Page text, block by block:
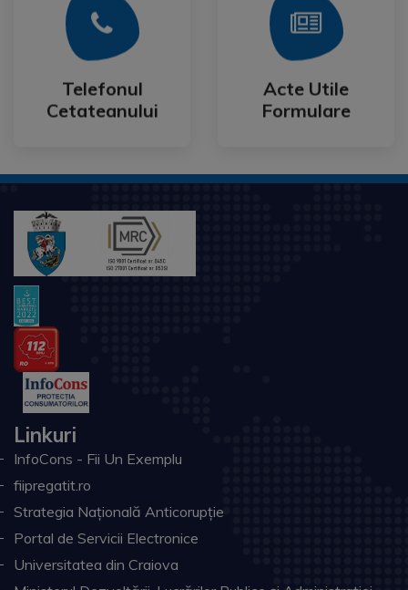
Telefonul
Cetateanului
Telefonul
Cetateanului
Mai Mult
Acte Utile
Formulare
Acte Utile
Formulare
Mai Mult
Linkuri
InfoCons - Fii Un Exemplu
fiipregatit.ro
Strategia Națională Anticorupție
Portal de Servicii Electronice
Universitatea din Craiova